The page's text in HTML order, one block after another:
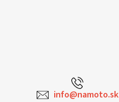
info@namoto.sk